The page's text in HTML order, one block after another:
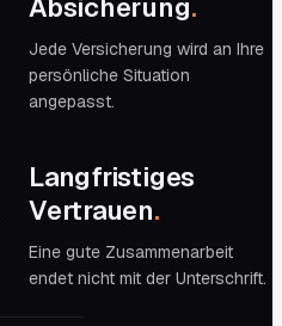
Absicherung.
Jede Versicherung wird an Ihre
persönliche Situation
angepasst.
Langfristiges
Vertrauen.
Eine gute Zusammenarbeit
endet nicht mit der Unterschrift.